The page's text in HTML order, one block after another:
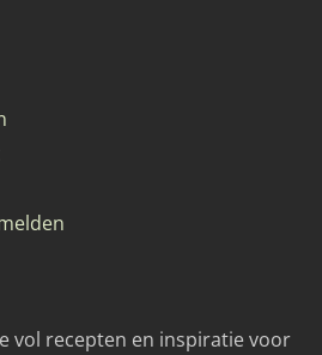
vol recepten en inspiratie voor